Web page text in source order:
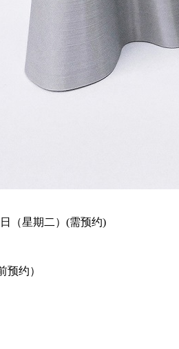
（星期二）(需预约)
预约）